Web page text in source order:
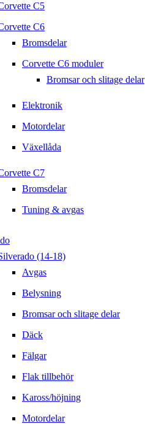
C5
C6
Bromsdelar
Corvette C6 moduler
Bromsar och slitage delar
Elektronik
Motordelar
Växellåda
C7
Bromsdelar
Tuning & avgas
(14-18)
Avgas
Belysning
Bromsar och slitage delar
Däck
Fälgar
Flak tillbehör
Kaross/höjning
Motordelar